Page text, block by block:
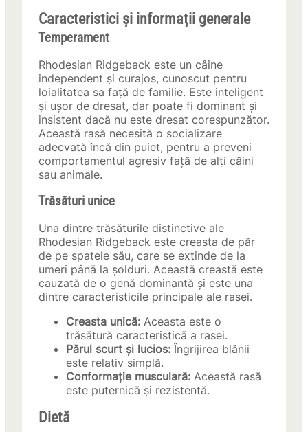
Caracteristici și informații generale
Temperament
Rhodesian Ridgeback este un câine
independent și curajos, cunoscut pentru
loialitatea sa față de familie. Este inteligent
și ușor de dresat, dar poate fi dominant și
insistent dacă nu este dresat corespunzător.
Această rasă necesită o socializare
adecvată încă din puiet, pentru a preveni
comportamentul agresiv față de alți câini
sau animale.
Trăsături unice
Una dintre trăsăturile distinctive ale
Rhodesian Ridgeback este creasta de păr
de pe spatele său, care se extinde de la
umeri până la șolduri. Această creastă este
cauzată de o genă dominantă și este una
dintre caracteristicile principale ale rasei.
Creasta unică: Aceasta este o
trăsătură caracteristică a rasei.
Părul scurt și lucios: Îngrijirea blănii
este relativ simplă.
Conformație musculară: Această rasă
este puternică și rezistentă.
Dietă